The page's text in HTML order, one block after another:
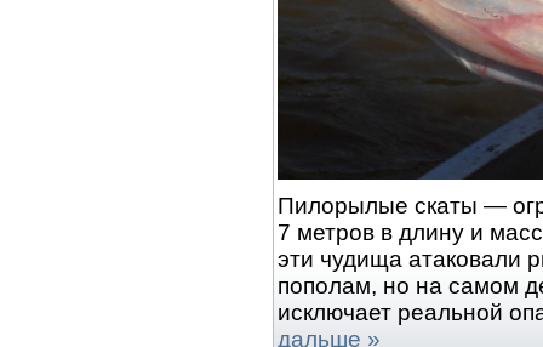
Пилорылые скаты —
7 метров в длину и
эти чудища атаковали
пополам, но на самом
исключает реальной
дальше »